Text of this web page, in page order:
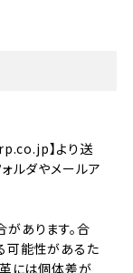
】より送
ルダやメールア
あります。合
可能性があるた
革には個体差が